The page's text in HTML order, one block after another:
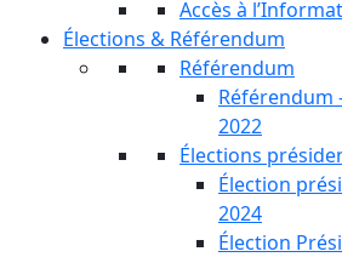
Accès à
Élections & Référendum
Référendum
Référendum
2022
Élections
Élection
2024
Élection